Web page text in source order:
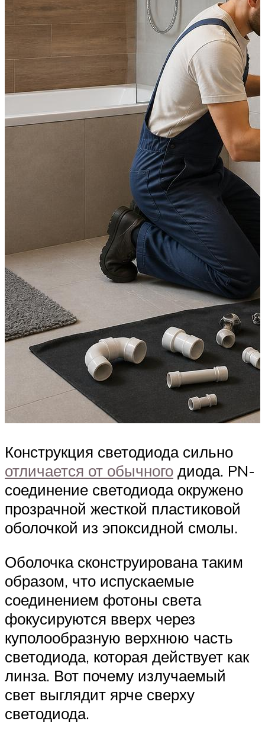
Конструкция светодиода сильно
отличается от обычного диода. PN-
соединение светодиода окружено
прозрачной жесткой пластиковой
оболочкой из эпоксидной смолы.
Оболочка сконструирована таким
образом, что испускаемые
соединением фотоны света
фокусируются вверх через
куполообразную верхнюю часть
светодиода, которая действует как
линза. Вот почему излучаемый
свет выглядит ярче сверху
светодиода.